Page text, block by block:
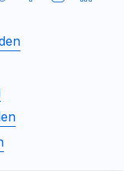
Volg
op
VolgVolgVolg